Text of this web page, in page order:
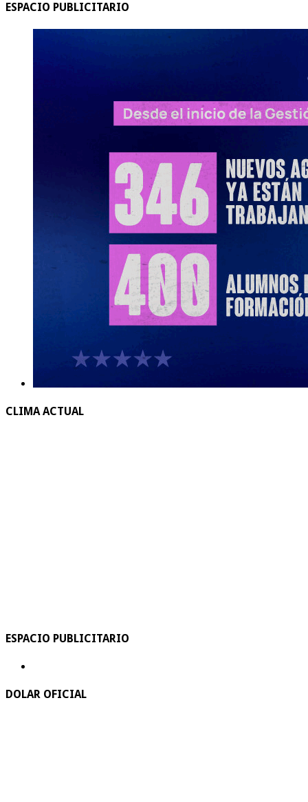
ESPACIO PUBLICITARIO
CLIMA ACTUAL
ESPACIO PUBLICITARIO
DOLAR OFICIAL